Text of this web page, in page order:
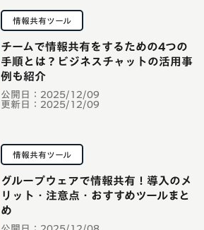
情報共有ツール
公開日： 2025/12/09
更新日： 2025/12/09
チームで情報共有をするための4つの
手順とは？ビジネスチャットの活用事
例も紹介
情報共有ツール
グループウェアで情報共有！導入のメ
リット・注意点・おすすめツールまと
め